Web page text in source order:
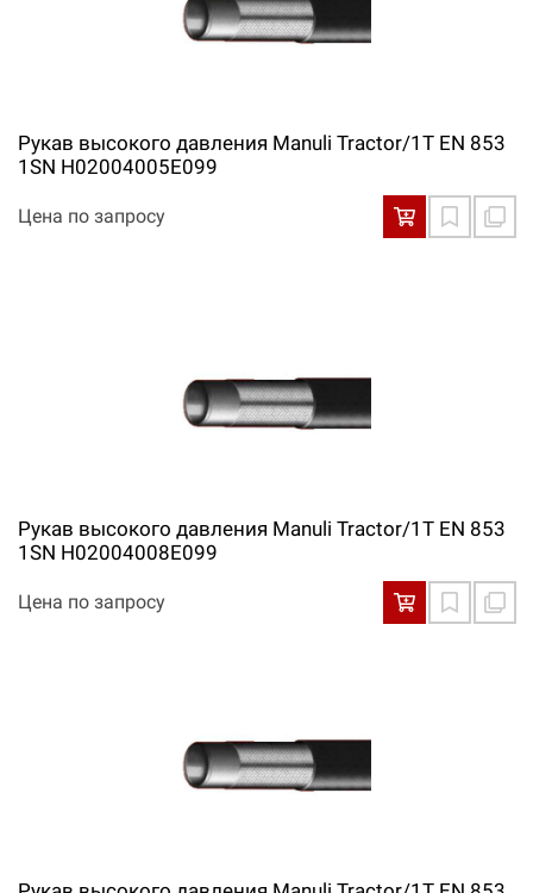
Рукав высокого давления Manuli Tractor/1T EN 853
1SN H02004005E099
Цена по запросу
Рукав высокого давления Manuli Tractor/1T EN 853
1SN H02004008E099
Цена по запросу